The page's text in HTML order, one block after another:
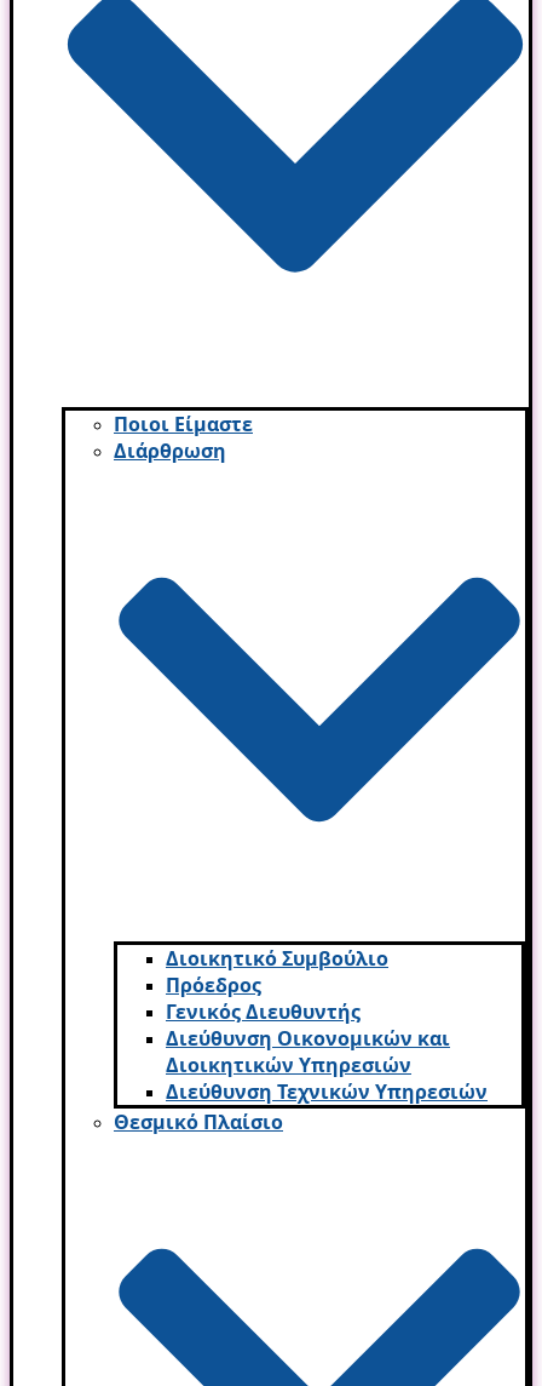
Ποιοι Είμαστε
Διάρθρωση
Διοικητικό Συμβούλιο
Πρόεδρος
Γενικός Διευθυντής
Διεύθυνση Οικονομικών και
Διοικητικών Υπηρεσι­ών
Διεύθυνση Τεχνικών Υπηρεσιών
Θεσμικό Πλαίσιο